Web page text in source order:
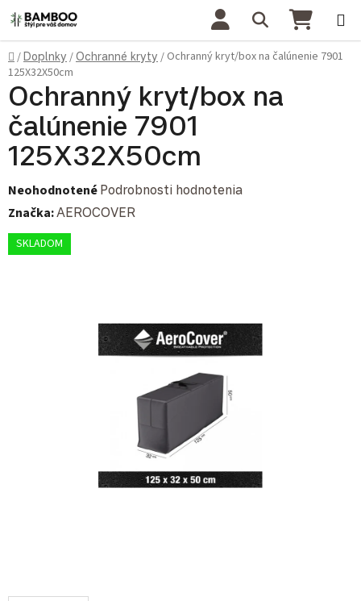
Prejsť na obsah Hľadať
Domov
/Doplnky /Ochranné kryty / Ochranný kryt/box na čalúnenie 7901
125X32X50cm
Ochranný kryt/box na
čalúnenie 7901
125X32X50cm
Priemerné hodnotenie produktu je 0,0 z 5 hviezdičiek.
Neohodnotené Podrobnosti hodnotenia
Značka:AEROCOVER
SKLADOM